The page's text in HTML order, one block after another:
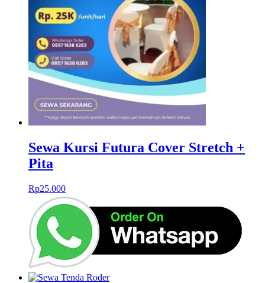
Sewa Kursi Futura Cover Stretch +
Pita
Rp25.000